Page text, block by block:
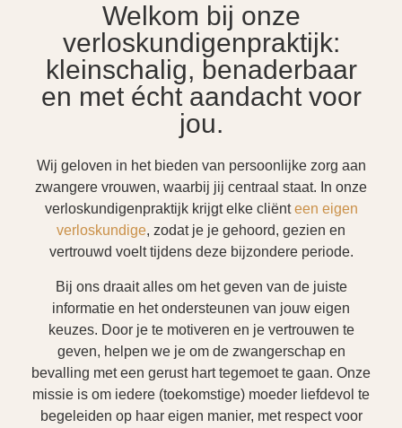
Welkom bij onze
verloskundigenpraktijk:
kleinschalig, benaderbaar
en met écht aandacht voor
jou.
Wij geloven in het bieden van persoonlijke zorg aan
zwangere vrouwen, waarbij jij centraal staat. In onze
verloskundigenpraktijk krijgt elke cliënteen eigen
verloskundige, zodat je je gehoord, gezien en
vertrouwd voelt tijdens deze bijzondere periode.
Bij ons draait alles om het geven van de juiste
informatie en het ondersteunen van jouw eigen
keuzes. Door je te motiveren en je vertrouwen te
geven, helpen we je om de zwangerschap en
bevalling met een gerust hart tegemoet te gaan. Onze
missie is om iedere (toekomstige) moeder liefdevol te
begeleiden op haar eigen manier, met respect voor